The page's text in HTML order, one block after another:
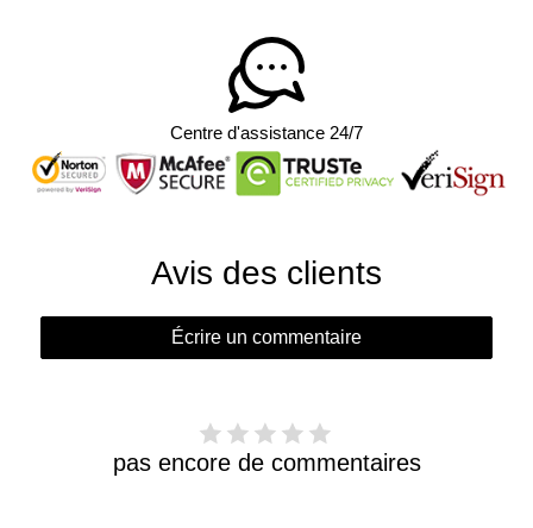
Centre d'assistance 24/7
Avis des clients
Écrire un commentaire
pas encore de commentaires